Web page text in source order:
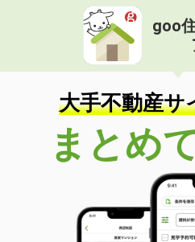
goo
大手不動産サ
まとめ